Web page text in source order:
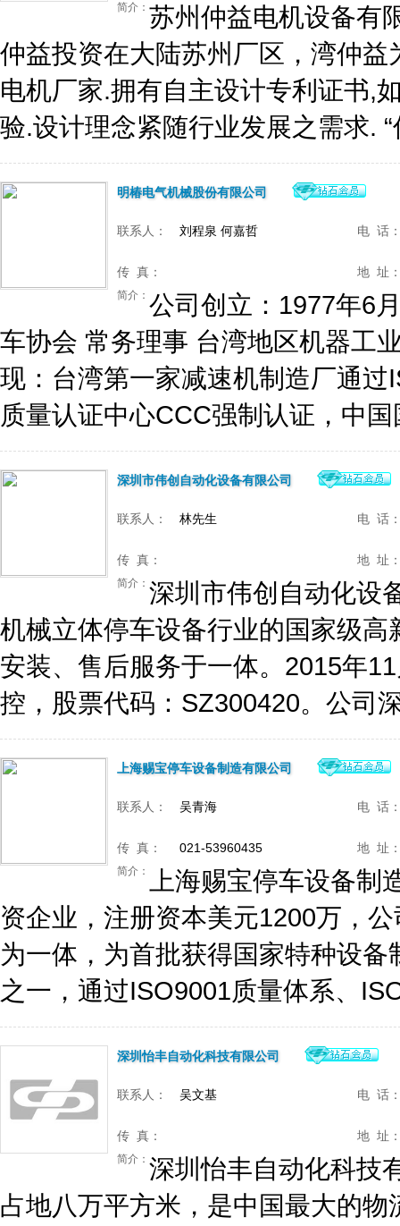
简介： 苏州仲益电机设备有
仲益投资在大陆苏州厂区，湾仲
电机厂家.拥有自主设计专利证书,
验.设计理念紧随行业发展之需求.
明椿电气机械股份有限公司
联系人： 刘程泉 何嘉哲 电 话
传 真： 地 址
简介： 公司创立：1977年6
车协会 常务理事 台湾地区机器工
现：台湾第一家减速机制造厂通
质量认证中心CCC强制认证，中
深圳市伟创自动化设备有限公司
联系人： 林先生 电 话
传 真： 地 址
简介： 深圳市伟创自动化设
机械立体停车设备行业的国家级
安装、售后服务于一体。2015年
控，股票代码：SZ300420。公司
上海赐宝停车设备制造有限公司
联系人： 吴青海 电 话
传 真： 021-53960435 地 址
简介：
上海赐宝停车设备
资企业，注册资本美元1200万，
为一体，为首批获得国家特种设
之一，通过ISO9001质量体系、
深圳怡丰自动化科技有限公司
联系人： 吴文基 电 话
传 真： 地 址
简介： 深圳怡丰自动化科技
占地八万平方米，是中国最大的